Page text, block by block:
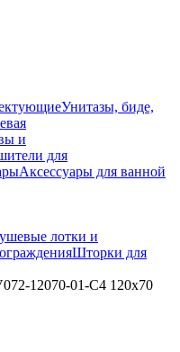
Унитазы, биде,
и
для
Аксессуары для ванной
лотки и
Шторки для
12070-01-C4 120х70